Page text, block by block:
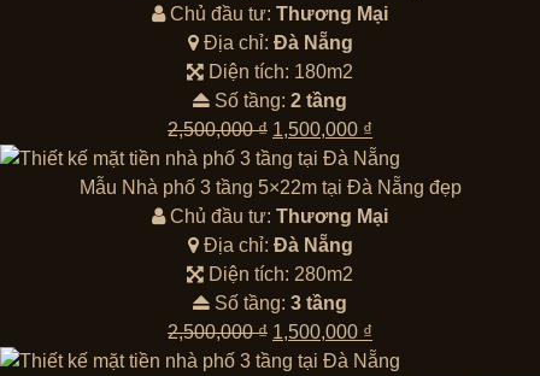
1,500,000 ₫.
Chủ đầu tư: Thương Mại
Địa chỉ: Đà Nẵng
Diện tích: 180m2
Số tầng: 2 tầng
2,500,000₫ Giá
gốc
là:
2,500,000 ₫.
1,500,000 ₫
hiện
tại
là:
Mẫu Nhà phố 3 tầng 5×22m tại Đà Nẵng đẹp
Chủ đầu tư: Thương Mại
Địa chỉ: Đà Nẵng
Diện tích: 280m2
Số tầng: 3 tầng
2,500,000₫ Giá
gốc
1,500,000 ₫
hiện